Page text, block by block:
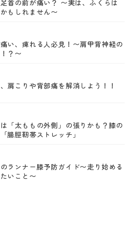
首の前が痛い？ 〜実は、ふくらは
もしれません〜
い、痺れる人必見！〜肩甲背神経の
？〜
肩こりや背部痛を解消しよう！！
「太ももの外側」の張りかも？膝の
腸脛靭帯ストレッチ」
ランナー膝予防ガイド〜走り始める
いこと〜